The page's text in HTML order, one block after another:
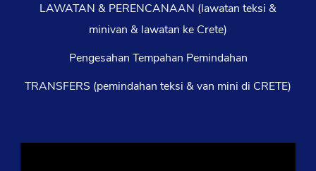
LAWATAN & PERENCANAAN (lawatan teksi &
minivan & lawatan ke Crete)
Pengesahan Tempahan Pemindahan
TRANSFERS (pemindahan teksi & van mini di CRETE)